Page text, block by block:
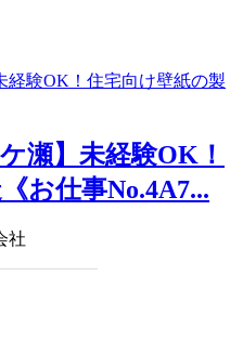
瀬】未経験OK！
お仕事No.4A7...
社